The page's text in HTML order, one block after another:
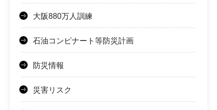
大阪880万人訓練
石油コンビナート等防災計画
防災情報
災害リスク